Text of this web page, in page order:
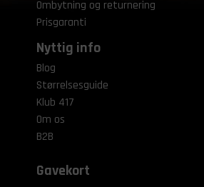
Ombytning og returnering
Prisgaranti
Nyttig info
Blog
Størrelsesguide
Klub 417
Om os
B2B
Gavekort